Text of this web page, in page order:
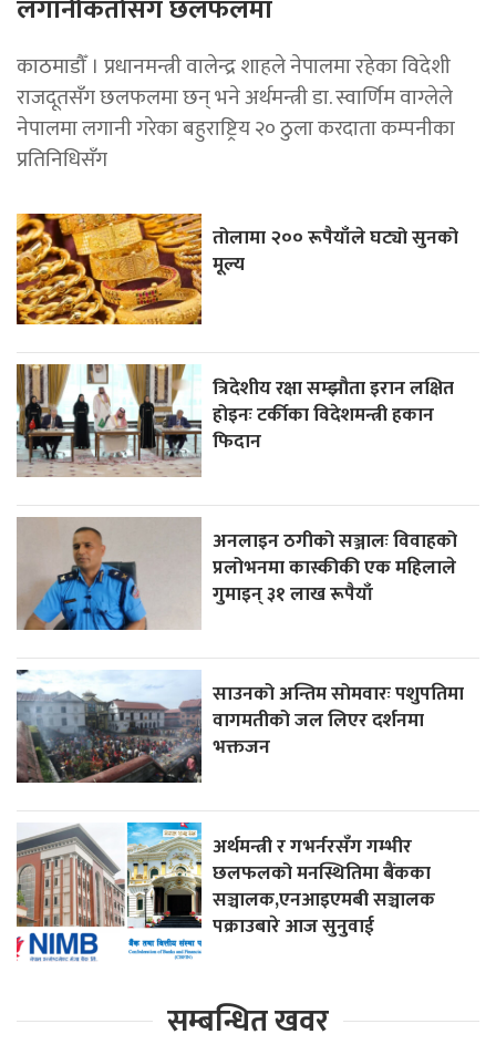
लगानीकर्तासँग छलफलमा
काठमाडौँ । प्रधानमन्त्री वालेन्द्र शाहले नेपालमा रहेका विदेशी
राजदूतसँग छलफलमा छन् भने अर्थमन्त्री डा. स्वार्णिम वाग्लेले
नेपालमा लगानी गरेका बहुराष्ट्रिय २० ठुला करदाता कम्पनीका
प्रतिनिधिसँग
तोलामा २०० रूपैयाँले घट्यो सुनको
मूल्य
त्रिदेशीय रक्षा सम्झौता इरान लक्षित
होइनः टर्कीका विदेशमन्त्री हकान
फिदान
अनलाइन ठगीको सञ्जालः विवाहको
प्रलोभनमा कास्कीकी एक महिलाले
गुमाइन् ३१ लाख रूपैयाँ
साउनको अन्तिम सोमवारः पशुपतिमा
वागमतीको जल लिएर दर्शनमा
भक्तजन
अर्थमन्त्री र गभर्नरसँग गम्भीर
छलफलको मनस्थितिमा बैंकका
सञ्चालक,एनआइएमबी सञ्चालक
पक्राउबारे आज सुनुवाई
सम्बन्धित खवर